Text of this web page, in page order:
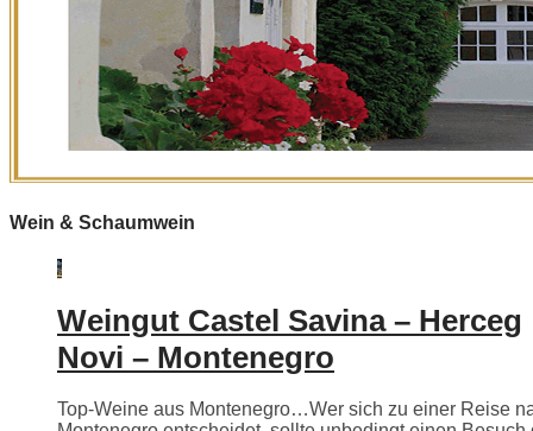
Wein & Schaumwein
Weingut Castel Savina – Herceg
Novi – Montenegro
Top-Weine aus Montenegro…Wer sich zu einer Reise